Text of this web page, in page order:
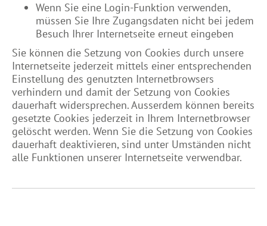
Wenn Sie eine Login-Funktion verwenden,
müssen Sie Ihre Zugangsdaten nicht bei jedem
Besuch Ihrer Internetseite erneut eingeben
Sie können die Setzung von Cookies durch unsere
Internetseite jederzeit mittels einer entsprechenden
Einstellung des genutzten Internetbrowsers
verhindern und damit der Setzung von Cookies
dauerhaft widersprechen. Ausserdem können bereits
gesetzte Cookies jederzeit in Ihrem Internetbrowser
gelöscht werden. Wenn Sie die Setzung von Cookies
dauerhaft deaktivieren, sind unter Umständen nicht
alle Funktionen unserer Internetseite verwendbar.